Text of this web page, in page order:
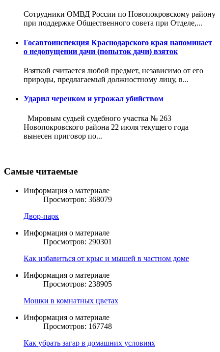
Сотрудники ОМВД России по Новопокровскому району
при поддержке Общественного совета при Отделе,...
Госавтоинспекция Краснодарского края напоминает
о недопущении дачи (попыток дачи) взяток
Взяткой считается любой предмет, независимо от его
природы, предлагаемый должностному лицу, в...
Ударил черенком и угрожал убийством
Мировым судьей судебного участка № 263
Новопокровского района 22 июля текущего года
вынесен приговор по...
Самые читаемые
Информация о материале
Просмотров: 368079
Двор-парк
Информация о материале
Просмотров: 290301
Как избавиться от крыс и мышей в частном доме
Информация о материале
Просмотров: 238905
Мошки в комнатных цветах
Информация о материале
Просмотров: 167748
Как убрать загар в домашних условиях